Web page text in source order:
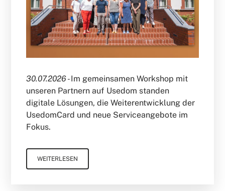
30.07.2026 -Im gemeinsamen Workshop mit
unseren Partnern auf Usedom standen
digitale Lösungen, die Weiterentwicklung der
UsedomCard und neue Serviceangebote im
Fokus.
WEITERLESEN